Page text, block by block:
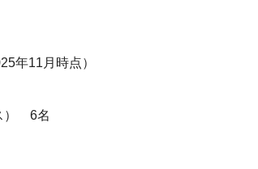
年11月時点）
） 6名